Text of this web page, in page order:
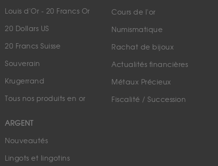
Louis d'Or - 20 Francs Or
20 Dollars US
20 Francs Suisse
Souverain
Krugerrand
Tous nos produits en or
ARGENT
Nouveautés
Lingots et lingotins
Cours de l'or
Numismatique
Rachat de bijoux
Actualités financières
Métaux Précieux
Fiscalité / Succession